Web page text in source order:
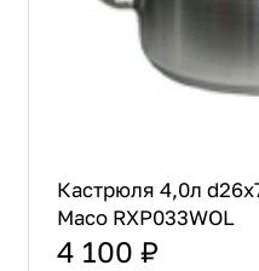
Кастрюля 4,0л
Maco RXP033WOL
4 100 ₽